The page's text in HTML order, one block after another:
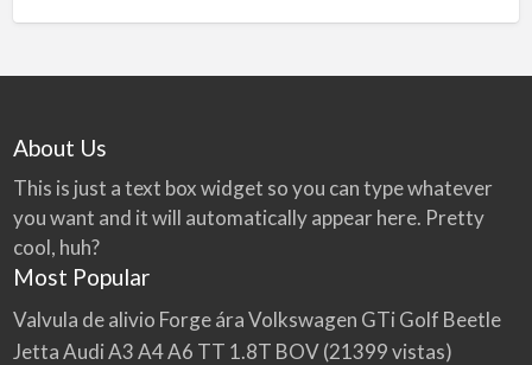
About Us
This is just a text box widget so you can type whatever
you want and it will automatically appear here. Pretty
cool, huh?
Most Popular
Valvula de alivio Forge ára Volkswagen GTi Golf Beetle
Jetta Audi A3 A4 A6 TT 1.8T BOV(21399 vistas)